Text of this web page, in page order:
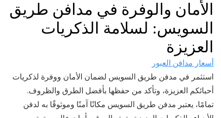
الأمان والوفرة في مدافن طريق
السويس: لسلامة الذكريات
العزيزة
أسعار مدافن العبور
استثمر في مدفن طريق السويس لضمان الأمان ووفرة لذكريات
أحبائكم العزيزة، وتأكد من حفظها بأفضل الطرق والظروف.
تمامًا، يعتبر مدفن طريق السويس مكانًا آمنًا وموثوقًا به لدفن